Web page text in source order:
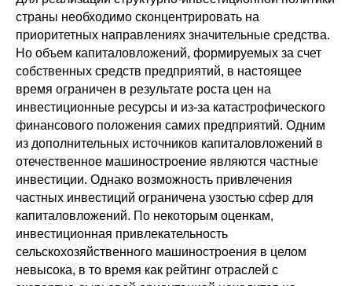
страны необходимо сконцентрировать на
приоритетных направлениях значительные средства.
Но объем капиталовложений, формируемых за счет
собственных средств предприятий, в настоящее
время ограничен в результате роста цен на
инвестиционные ресурсы и из-за катастрофического
финансового положения самих предприятий. Одним
из дополнительных источников капиталовложений в
отечественное машиностроение являются частные
инвестиции. Однако возможность привлечения
частных инвестиций ограничена узостью сфер для
капиталовложений. По некоторым оценкам,
инвестиционная привлекательность
сельскохозяйственного машиностроения в целом
невысока, в то время как рейтинг отраслей с